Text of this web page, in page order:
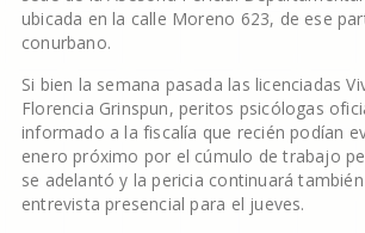
ubicada en la calle Moreno 623, de ese
conurbano.
Si bien la semana pasada las licenciadas
Florencia Grinspun, peritos psicólogas
informado a la fiscalía que recién podían
enero próximo por el cúmulo de trabajo
se adelantó y la pericia continuará
entrevista presencial para el jueves.